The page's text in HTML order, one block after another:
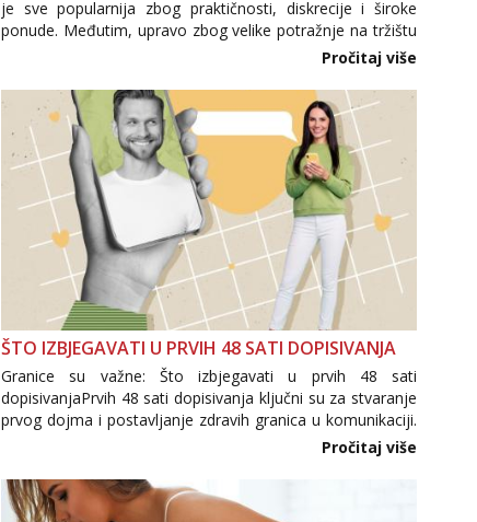
je sve popularnija zbog praktičnosti, diskrecije i široke
ponude. Međutim, upravo zbog velike potražnje na tržištu
se pojavljuju i brojni krivotvoreni proizvodi, nepouzdane
internetske trgovine te proizvodi nepoznatog podrijetla. ...
Pročitaj više
ŠTO IZBJEGAVATI U PRVIH 48 SATI DOPISIVANJA
Granice su važne: Što izbjegavati u prvih 48 sati
dopisivanjaPrvih 48 sati dopisivanja ključni su za stvaranje
prvog dojma i postavljanje zdravih granica u komunikaciji.
Važno je izbjeći prebrzo otkrivanje osobnih ili intimnih
informacija, jer nepoznata osoba još nije zaslužila to
povjerenje. Takođe...
Pročitaj više